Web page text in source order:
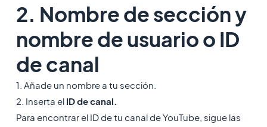
2. Nombre de sección y
nombre de usuario o ID
de canal
1. Añade un nombre a tu sección.
2. Inserta elID de canal.
Para encontrar el ID de tu canal de YouTube, sigue las